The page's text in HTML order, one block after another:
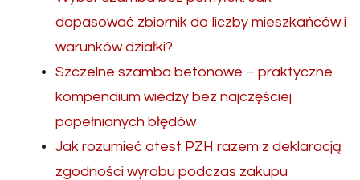
dopasować zbiornik do liczby mieszkańców i
warunków działki?
Szczelne szamba betonowe – praktyczne
kompendium wiedzy bez najczęściej
popełnianych błędów
Jak rozumieć atest PZH razem z deklaracją
zgodności wyrobu podczas zakupu